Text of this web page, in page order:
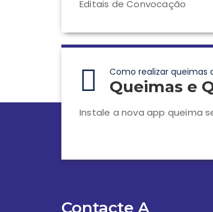
Editais de Convocação
Como realizar queimas
Queimas e
Instale a nova app queima
Contacte A